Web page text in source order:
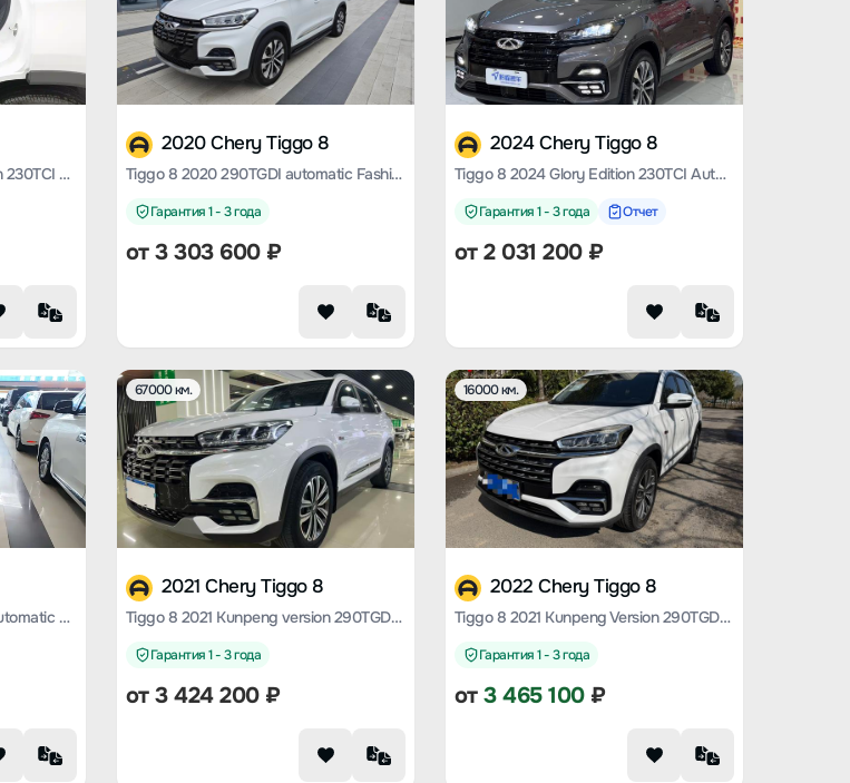
Tiggo 8 2025 Excellent Edition 230TCI Automatic Deluxe Edition 5 Seats
2020 Chery Tiggo 8
Tiggo 8 2020 290TGDI automatic Fashion Version
Гарантия 1 - 3 года
от3 303 600₽
2024 Chery Tiggo 8
Tiggo 8 2024 Glory Edition 230TCI Automatic Excellence Edition 5 Seats
Гарантия 1 - 3 года Отчет
от2 031 200₽
Tiggo 8 2022 model 1.5 TCI Automatic Special Edition 5 seats
67000 км.
2021 Chery Tiggo 8
Tiggo 8 2021 Kunpeng version 290TGDI automatic wind-by-wind version
Гарантия 1 - 3 года
от3 424 200₽
16000 км.
2022 Chery Tiggo 8
Tiggo 8 2021 Kunpeng Version 290TGDI Automatic Rocker Version+
Гарантия 1 - 3 года
от3 465 100₽